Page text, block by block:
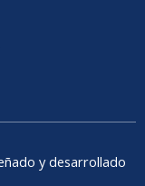
y desarrollado